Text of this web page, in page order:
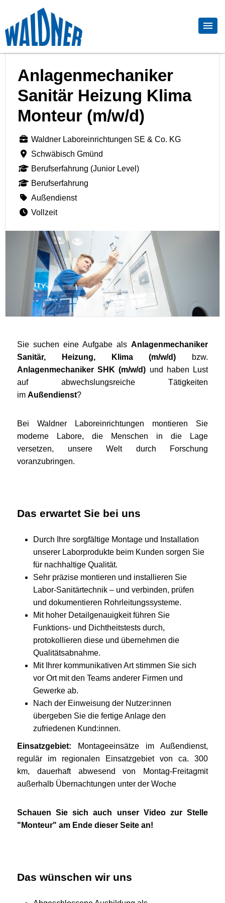
Anlagenmechaniker
Sanitär Heizung Klima
Monteur (m/w/d)
Waldner Laboreinrichtungen SE & Co. KG
Schwäbisch Gmünd
Berufserfahrung (Junior Level)
Berufserfahrung
Außendienst
Vollzeit
Sie suchen eine Aufgabe als Anlagenmechaniker
Sanitär, Heizung, Klima (m/w/d) bzw.
Anlagenmechaniker SHK (m/w/d) und haben Lust
auf abwechslungsreiche Tätigkeiten
im Außendienst?
Bei Waldner Laboreinrichtungen montieren Sie
moderne Labore, die Menschen in die Lage
versetzen, unsere Welt durch Forschung
voranzubringen.
Das erwartet Sie bei uns
Durch Ihre sorgfältige Montage und Installation
unserer Laborprodukte beim Kunden sorgen Sie
für nachhaltige Qualität.
Sehr präzise montieren und installieren Sie
Labor‑Sanitärtechnik – und verbinden, prüfen
und dokumentieren Rohrleitungssysteme.
Mit hoher Detailgenauigkeit führen Sie
Funktions‑ und Dichtheitstests durch,
protokollieren diese und übernehmen die
Qualitätsabnahme.
Mit Ihrer kommunikativen Art stimmen Sie sich
vor Ort mit den Teams anderer Firmen und
Gewerke ab.
Nach der Einweisung der Nutzer:innen
übergeben Sie die fertige Anlage den
zufriedenen Kund:innen.
Einsatzgebiet:
Montageeinsätze im Außendienst,
regulär im regionalen Einsatzgebiet von ca. 300
km, dauerhaft abwesend von Montag-Freitagmit
außerhalb Übernachtungen unter der Woche
Schauen Sie sich auch unser Video zur Stelle
"Monteur" am Ende dieser Seite an!
Das wünschen wir uns